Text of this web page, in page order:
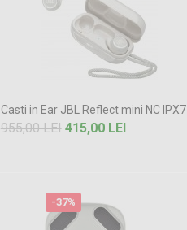
Casti in Ear JBL Reflect mini NC IPX7
955,00 LEI 415,00 LEI
-37%